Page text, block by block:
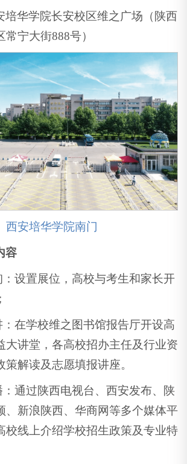
培华学院长安校区维之广场（陕西
宁大街888号）
西安培华学院南门
容
：设置展位，高校与考生和家长开
：在学校维之图书馆报告厅开设高
大讲堂，各高校招办主任及行业资
解读及志愿填报讲座。
：通过陕西电视台、西安发布、陕
、新浪陕西、华商网等多个媒体平
校线上介绍学校招生政策及专业特